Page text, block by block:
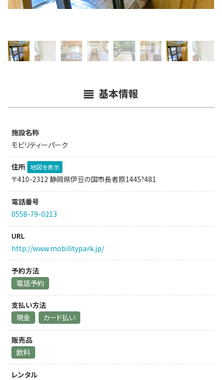
基本情報
施設名称
モビリティーパーク
住所 地図を表示
〒410-2312 静岡県伊豆の国市長者原1445?481
電話番号
0558-79-0213
URL
http://www.mobilitypark.jp/
予約方法
電話予約
支払い方法
現金
カード払い
販売品
飲料
レンタル